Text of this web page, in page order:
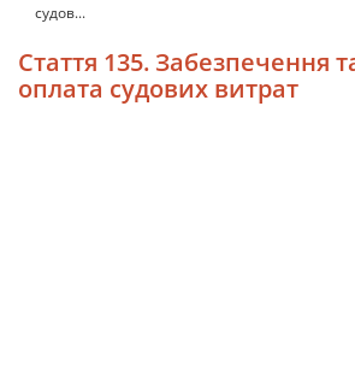
судов...
Стаття 135. Забезпечення
оплата судових витрат